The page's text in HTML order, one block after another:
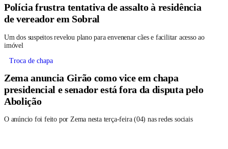
Polícia frustra tentativa de assalto à residência
de vereador em Sobral
Um dos suspeitos revelou plano para envenenar cães e facilitar acesso ao
imóvel
Troca de chapa
Zema anuncia Girão como vice em chapa
presidencial e senador está fora da disputa pelo
Abolição
O anúncio foi feito por Zema nesta terça-feira (04) nas redes sociais